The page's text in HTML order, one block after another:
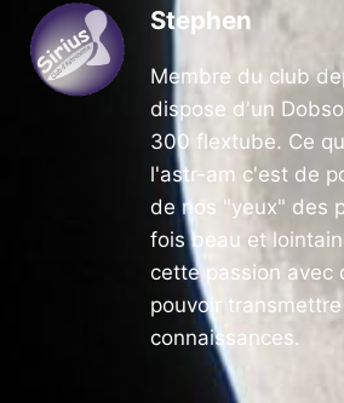
Stephen
Membre du club
dispose d'un
300 flextube. Ce
l'astr-am c'est de
de nos "yeux" des
fois beau et
cette passion avec
pouvoir
connaissances.